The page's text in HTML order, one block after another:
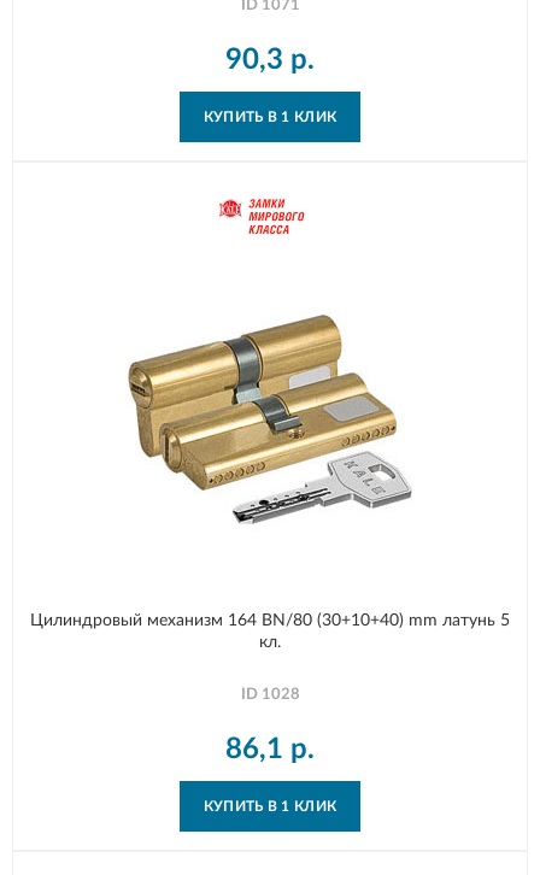
ID 1071
90,3 р.
КУПИТЬ В 1 КЛИК
Цилиндровый механизм 164 BN/80 (30+10+40) mm латунь 5
кл.
ID 1028
86,1 р.
КУПИТЬ В 1 КЛИК